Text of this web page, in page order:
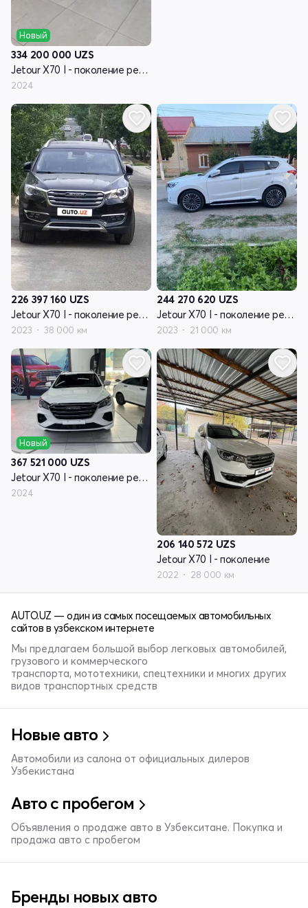
Новый
334 200 000 UZS
Jetour X70 I - поколение рестайлинг
2024
226 397 160 UZS
Jetour X70 I - поколение рестайлинг
2023 38 000 км
244 270 620 UZS
Jetour X70 I - поколение рестайлинг
2023 21 000 км
Новый
367 521 000 UZS
Jetour X70 I - поколение рестайлинг
2024
206 140 572 UZS
Jetour X70 I - поколение
2022 28 000 км
AUTO.UZ — один из самых посещаемых автомобильных
сайтов в узбекском интернете
Мы предлагаем большой выбор легковых автомобилей,
грузового и коммерческого
транспорта, мототехники, спецтехники и многих других
видов транспортных средств
Новые авто
Автомобили из салона от официальных дилеров
Узбекистана
Авто с пробегом
Объявления о продаже авто в Узбекситане. Покупка и
продажа авто с пробегом
Бренды новых авто